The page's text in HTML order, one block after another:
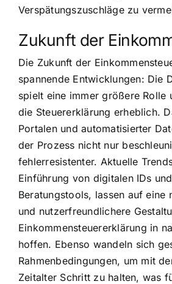
Verspätungszuschläge zu
Zukunft der
Die Zukunft der
spannende Entwicklungen: Die
spielt eine immer größere Rolle
die Steuererklärung erheblich.
Portalen und automatisierter
der Prozess nicht nur
fehlerresistenter. Aktuelle
Einführung von digitalen IDs
Beratungstools, lassen auf eine
und nutzerfreundlichere
Einkommensteuererklärung in
hoffen. Ebenso wandeln sich
Rahmenbedingungen, um mit
Zeitalter Schritt zu halten, was